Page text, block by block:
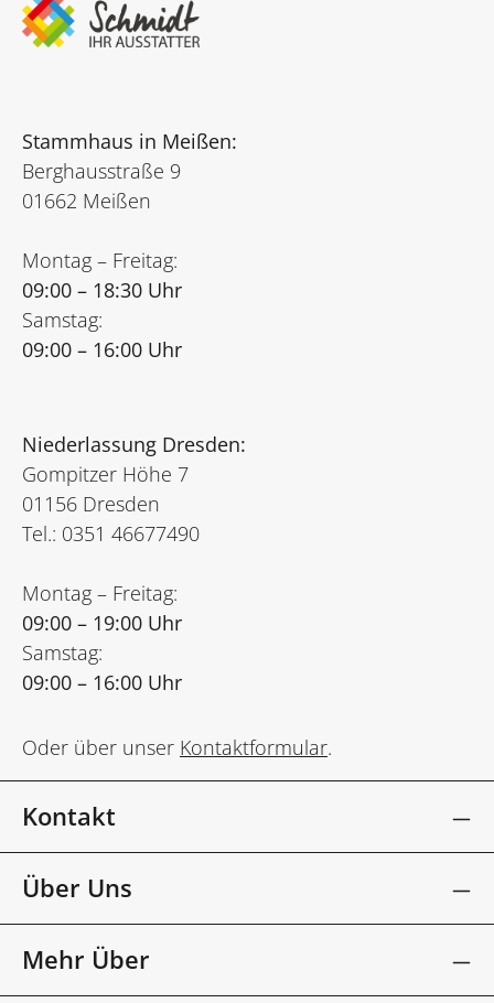
Stammhaus in Meißen:
Berghausstraße 9
01662 Meißen
Montag – Freitag:
09:00 – 18:30 Uhr
Samstag:
09:00 – 16:00 Uhr
Niederlassung Dresden:
Gompitzer Höhe 7
01156 Dresden
Tel.: 0351 46677490
Montag – Freitag:
09:00 – 19:00 Uhr
Samstag:
09:00 – 16:00 Uhr
Oder über unser Kontaktformular.
Kontakt
Über Uns
Mehr Über